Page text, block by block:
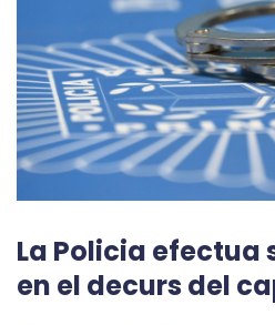
La Policia efectua
en el decurs del